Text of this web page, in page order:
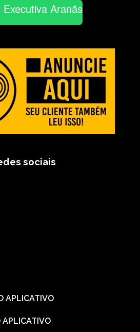
Aranãs
sociais
APLICATIVO
APLICATIVO